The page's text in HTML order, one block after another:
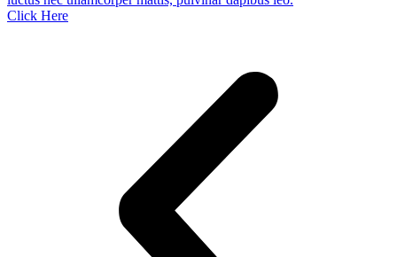
Click Here